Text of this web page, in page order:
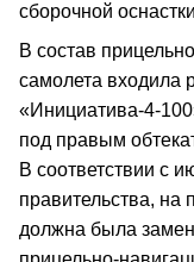
сборочной
В состав
самолета входила
под правым
В соответствии с
правительства,
должна была